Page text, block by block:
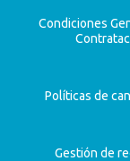
Condiciones
Políticas de
Gestión de